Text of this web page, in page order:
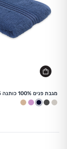
מגבת פנים 100% כותנה 45*80
בז אפורנייבילילךטבעי